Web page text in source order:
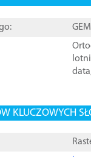
data
KLUCZOWYCH